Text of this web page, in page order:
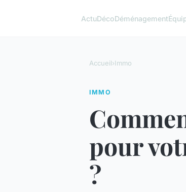
ActuDécoDéménagement
Accueil›Immo
IMMO
pour
?